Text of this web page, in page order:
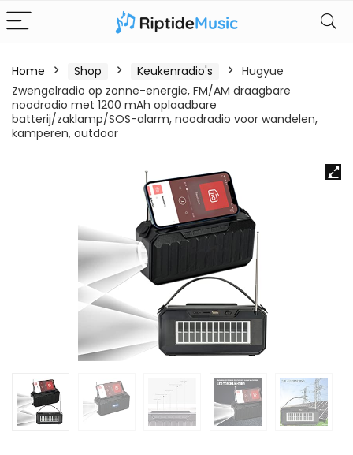
Home Shop Keukenradio's
Hugyue
Zwengelradio op zonne-energie, FM/AM draagbare
noodradio met 1200 mAh oplaadbare
batterij/zaklamp/SOS-alarm, noodradio voor wandelen,
kamperen, outdoor